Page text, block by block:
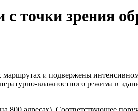
точки зрения
маршрутах и подвержены
влажностного режима в
800 адресах). Соответствующее